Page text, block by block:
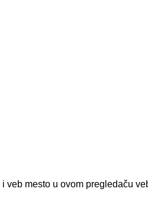
veb mesto u ovom pregledaču